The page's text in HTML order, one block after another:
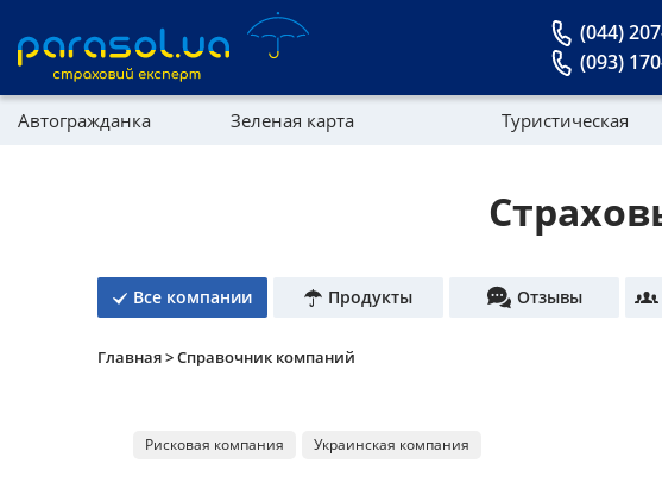
(044)
(093)
Автогражданка Зеленая карта Туристическая
Новости
Партнерская программа
Все компании Продукты Отзывы
Главная >Справочник компаний
Рисковая компания Украинская компания